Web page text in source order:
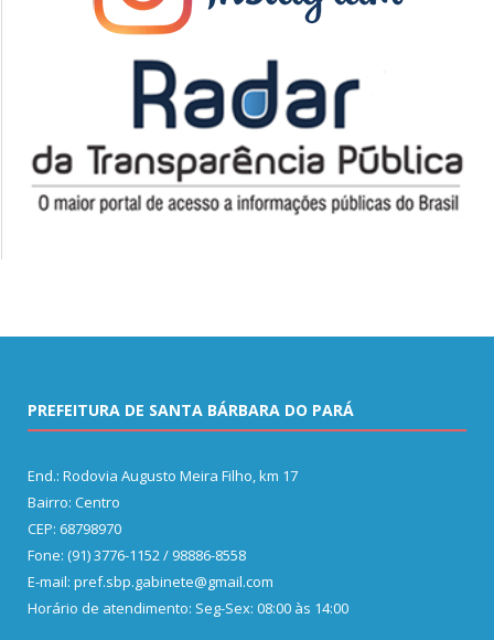
PREFEITURA DE SANTA BÁRBARA DO PARÁ
End.: Rodovia Augusto Meira Filho, km 17
Bairro: Centro
CEP: 68798970
Fone: (91) 3776-1152 / 98886-8558
E-mail: pref.sbp.gabinete@gmail.com
Horário de atendimento: Seg-Sex: 08:00 às 14:00